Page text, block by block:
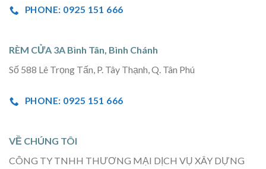
PHONE: 0925 151 666
RÈM CỬA 3A Bình Tân, Bình Chánh
Số 588 Lê Trọng Tấn, P. Tây Thạnh, Q. Tân Phú
PHONE: 0925 151 666
VỀ CHÚNG TÔI
CÔNG TY TNHH THƯƠNG MẠI DỊCH VỤ XÂY DỰNG